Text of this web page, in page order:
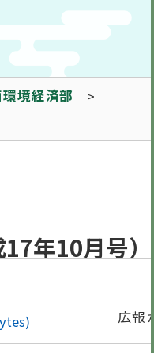
境経済部
年10月号）
広報